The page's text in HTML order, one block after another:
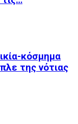
κόσμημα
της νότιας